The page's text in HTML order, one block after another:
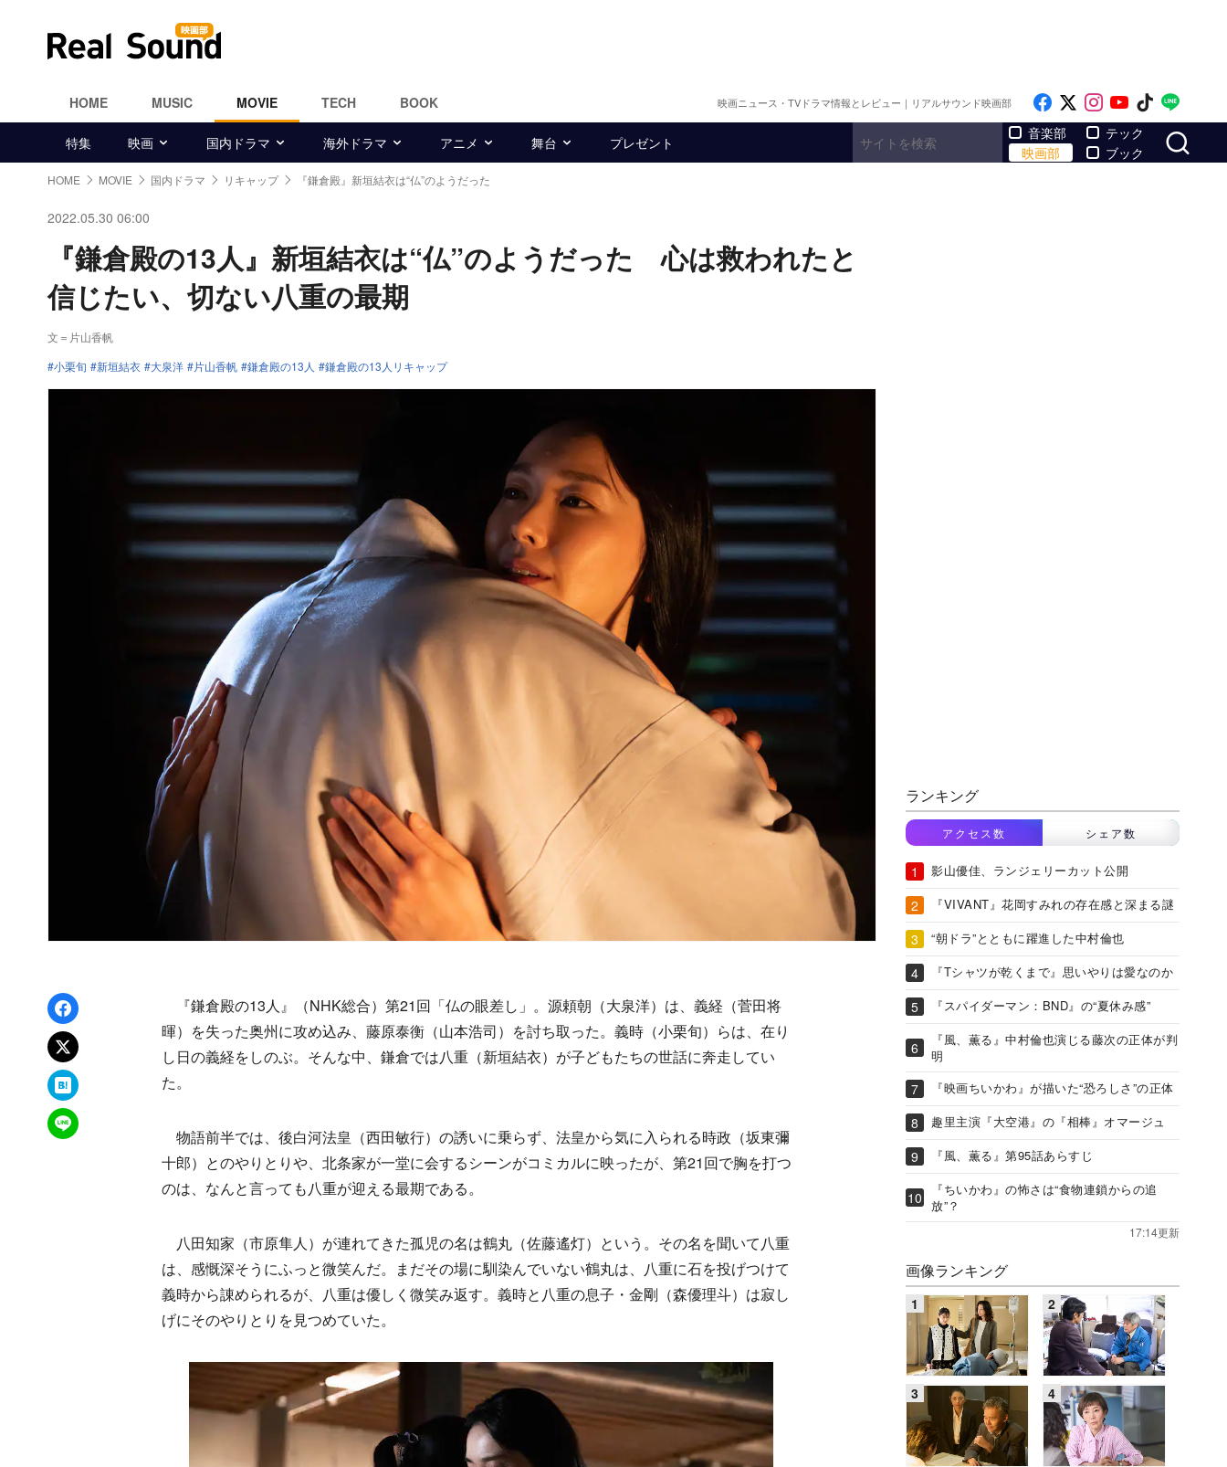
HOME MUSIC MOVIE TECH BOOK 映画ニュース・TVドラマ情報とレビュー｜リアルサウンド映画部 Like on Facebook
Follow on x
Follow on
Follow on
Follow
特集 映画 国内ドラマ 海外ドラマ アニメ 舞台 プレゼント
音楽部
映画部
テック
ブック
HOME MOVIE 国内ドラマ リキャップ 『鎌倉殿』新垣結衣は“仏”のようだった
2022.05.30 06:00
『鎌倉殿の13人』新垣結衣は“仏”のようだった 心は救われたと
信じたい、切ない八重の最期
文＝片山香帆
小栗旬
新垣結衣 大泉洋 片山香帆 鎌倉殿の13人 鎌倉殿の13人リキャップ
Facebookでシェア
xでポスト
はてなブックマーク
LINEで送る
『鎌倉殿の13人』（NHK総合）第21回「仏の眼差し」。源頼朝（大泉洋）は、義経（菅田将
暉）を失った奥州に攻め込み、藤原泰衡（山本浩司）を討ち取った。義時（小栗旬）らは、在り
し日の義経をしのぶ。そんな中、鎌倉では八重（新垣結衣）が子どもたちの世話に奔走してい
た。
物語前半では、後白河法皇（西田敏行）の誘いに乗らず、法皇から気に入られる時政（坂東彌
十郎）とのやりとりや、北条家が一堂に会するシーンがコミカルに映ったが、第21回で胸を打つ
のは、なんと言っても八重が迎える最期である。
八田知家（市原隼人）が連れてきた孤児の名は鶴丸（佐藤遙灯）という。その名を聞いて八重
は、感慨深そうにふっと微笑んだ。まだその場に馴染んでいない鶴丸は、八重に石を投げつけて
義時から諌められるが、八重は優しく微笑み返す。義時と八重の息子・金剛（森優理斗）は寂し
げにそのやりとりを見つめていた。
ランキング
アクセス数 シェア数
影山優佳、ランジェリーカット公開
『VIVANT』花岡すみれの存在感と深まる謎
“朝ドラ”とともに躍進した中村倫也
『Tシャツが乾くまで』思いやりは愛なのか
『スパイダーマン：BND』の“夏休み感”
『風、薫る』中村倫也演じる藤次の正体が判
明
『映画ちいかわ』が描いた“恐ろしさ”の正体
趣里主演『大空港』の『相棒』オマージュ
『風、薫る』第95話あらすじ
『ちいかわ』の怖さは“食物連鎖からの追
放”？
17:14更新
画像ランキング